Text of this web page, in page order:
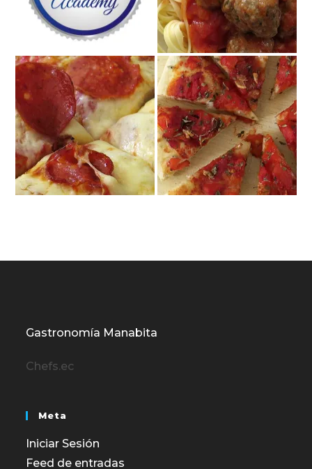
Gastronomía Manabita
Chefs.ec
Meta
Iniciar Sesión
Feed de entradas